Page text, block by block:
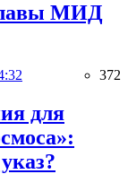
МИД
372
для